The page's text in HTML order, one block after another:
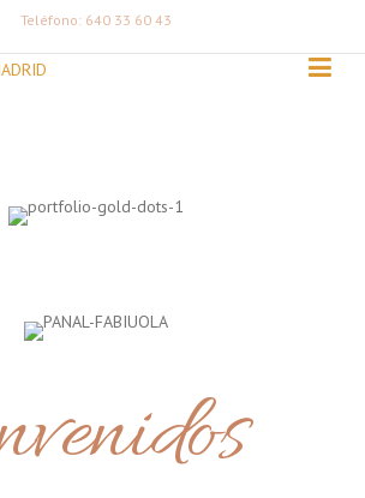
Teléfono: 640 33 60 43